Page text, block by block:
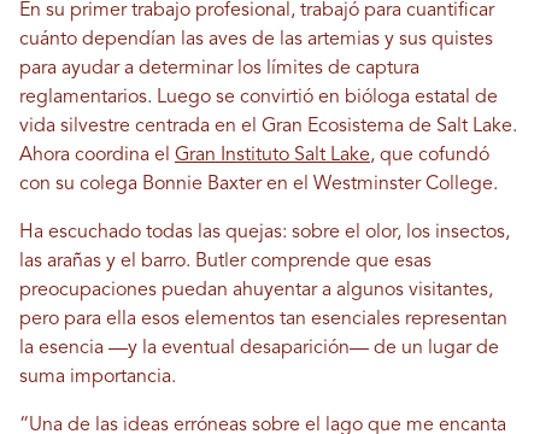
En su primer trabajo profesional, trabajó para cuantificar
cuánto dependían las aves de las artemias y sus quistes
para ayudar a determinar los límites de captura
reglamentarios. Luego se convirtió en bióloga estatal de
vida silvestre centrada en el Gran Ecosistema de Salt Lake.
Ahora coordina el Gran Instituto Salt Lake, que cofundó
con su colega Bonnie Baxter en el Westminster College.
Ha escuchado todas las quejas: sobre el olor, los insectos,
las arañas y el barro. Butler comprende que esas
preocupaciones puedan ahuyentar a algunos visitantes,
pero para ella esos elementos tan esenciales representan
la esencia —y la eventual desaparición— de un lugar de
suma importancia.
“Una de las ideas erróneas sobre el lago que me encanta